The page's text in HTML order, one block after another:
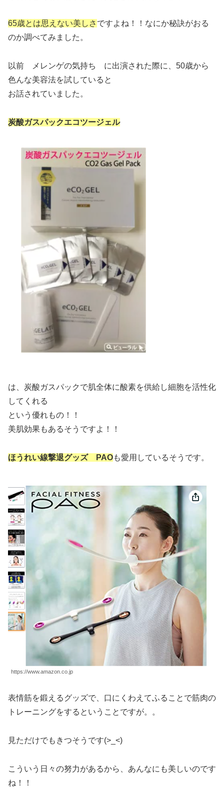
65歳とは思えない美しさ ですよね！！なにか秘訣がおる
のか調べてみました。
以前 メレンゲの気持ち に出演された際に、50歳から
色んな美容法を試していると
お話されていました。
炭酸ガスパックエコツージェル
は、炭酸ガスパックで肌全体に酸素を供給し細胞を活性化
してくれる
という優れもの！！
美肌効果もあるそうですよ！！
ほうれい線撃退グッズ PAOも愛用しているそうです。
https://www.amazon.co.jp
表情筋を鍛えるグッズで、口にくわえてふることで筋肉の
トレーニングをするということですが。。
見ただけでもきつそうです(>_<)
こういう日々の努力があるから、あんなにも美しいのです
ね！！